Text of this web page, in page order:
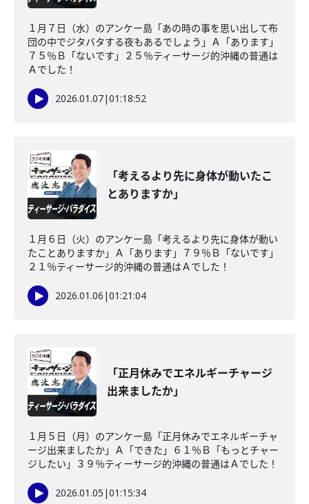
１月７日（水）のアンケー島「あの時の事を思い出して布
団の中でジタバタする夜もあるでしょう」Ａ「あります」
７５％Ｂ「ないです」２５％ティーサージ的沖縄の普通は
Ａでした！
2026.01.07|01:18:52
「考えるより先に身体が動いたこ
とありますか」
１月６日（火）のアンケー島「考えるより先に身体が動い
たことありますか」Ａ「あります」７９％Ｂ「ないです」
２１％ティーサージ的沖縄の普通はＡでした！
2026.01.06 |01:21:04
「正月休みでエネルギーチャージ
出来ましたか」
１月５日（月）のアンケー島「正月休みでエネルギーチャ
ージ出来ましたか」Ａ「できた」６１％Ｂ「もっとチャー
ジしたい」３９％ティーサージ的沖縄の普通はＡでした！
2026.01.05 |01:15:34